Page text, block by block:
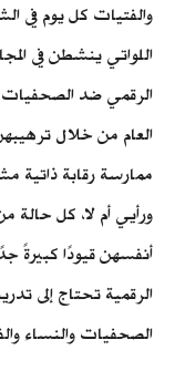
والفتيات كل يوم في
اللواتي ينشطن في
الرقمي ضد
العام من خلال
ممارسة رقابة ذاتية
ورأيي أم لا، كل حالة
أنفسهن قيودًا كبيرةً
الرقمية تحتاج إلى
الصحفيات والنساء